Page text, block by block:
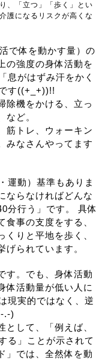
、「立つ」「歩く」とい
護になるリスクが高くな
で体を動かす量）の
の強度の身体活動を
息がはずみ汗をかく
す((+_+))!!
除機をかける、立っ
など。
筋トレ、ウォーキン
みなさんやってます
運動）基準もありま
ならなければどんな
分行う」です。 具体
事の支度をする、
くりと平地を歩く、
げられています。
す。でも、身体活動
体活動量が低い人に
現実的ではなく、逆
.-)
して、「例えば、
る」ことが示されて
」では、全然体を動